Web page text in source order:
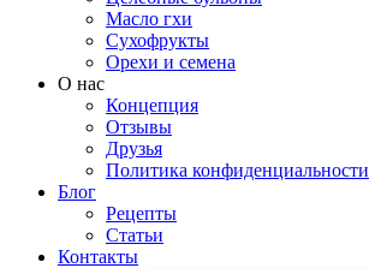
Масло гхи
Сухофрукты
Орехи и семена
О нас
Концепция
Отзывы
Друзья
Политика конфиденциальности
Блог
Рецепты
Статьи
Контакты